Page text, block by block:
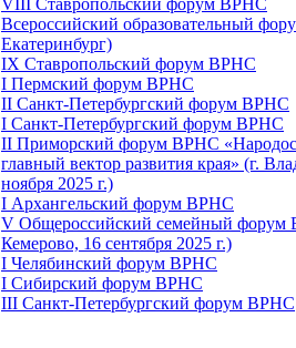
VIII Ставропольский форум ВРНС
Всероссийский образовательный
Екатеринбург)
IX Ставропольский форум ВРНС
I Пермский форум ВРНС
II Санкт-Петербургский форум ВРНС
I Санкт-Петербургский форум ВРНС
II Приморский форум ВРНС
главный вектор развития края» (г.
ноября 2025 г.)
I Архангельский форум ВРНС
V Общероссийский семейный форум
Кемерово, 16 сентября 2025 г.)
I Челябинский форум ВРНС
I Сибирский форум ВРНС
III Санкт-Петербургский форум ВРНС